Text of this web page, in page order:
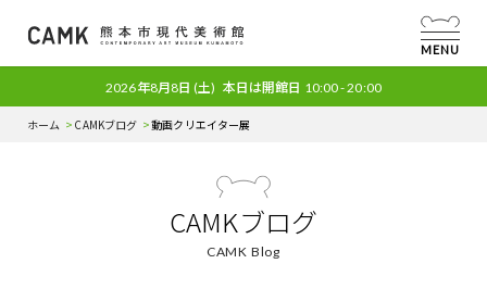
MENU
2026年8月8日 (土) 本日は開館日 10:00 - 20:00
ホーム CAMKブログ 動画クリエイター展
CAMKブログ
CAMK Blog